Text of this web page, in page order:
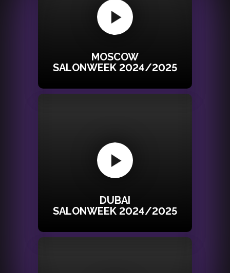
DUBAI
SALONWEEK 2024/2025
MOSCOW
SALONWEEK 2024/2025